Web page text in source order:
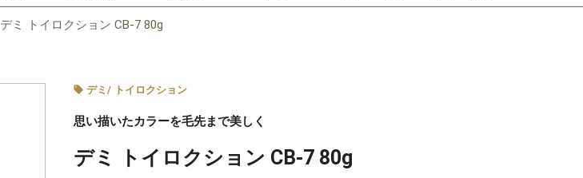
デミ トイロクション CB-7 80g
デミ / トイロクション
思い描いたカラーを毛先まで美しく
デミ トイロクション CB-7 80g